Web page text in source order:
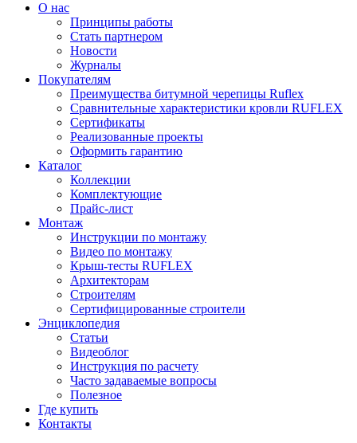
О нас
Принципы работы
Стать партнером
Новости
Журналы
Покупателям
Преимущества битумной черепицы Ruflex
Сравнительные характеристики кровли RUFLEX
Сертификаты
Реализованные проекты
Оформить гарантию
Каталог
Коллекции
Комплектующие
Прайс-лист
Монтаж
Инструкции по монтажу
Видео по монтажу
Крыш-тесты RUFLEX
Архитекторам
Строителям
Сертифицированные строители
Энциклопедия
Статьи
Видеоблог
Инструкция по расчету
Часто задаваемые вопросы
Полезное
Где купить
Контакты